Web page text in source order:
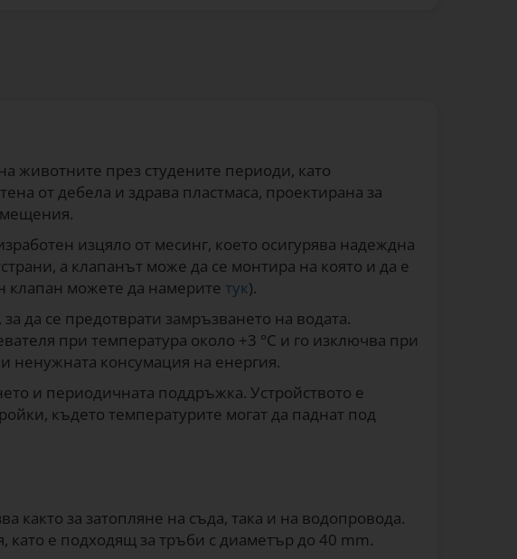
животните през студените периоди, като
от дебела и здрава пластмаса, проектирана за
изцяло от месинг, което осигурява надеждна
а клапанът може да се монтира на която и да е
клапан можете да намерите тук).
да се предотврати замръзването на водата.
при температура около +3 °C и го изключва при
ненужната консумация на енергия.
и периодичната поддръжка. Устройството е
където температурите могат да паднат под
както за затопляне на съда, така и на водопровода.
е подходящ за тръби с диаметър до 40 mm.